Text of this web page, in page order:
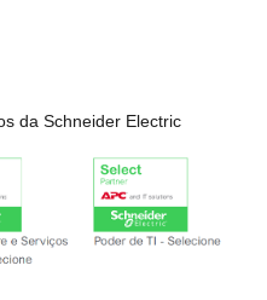
da Schneider Electric